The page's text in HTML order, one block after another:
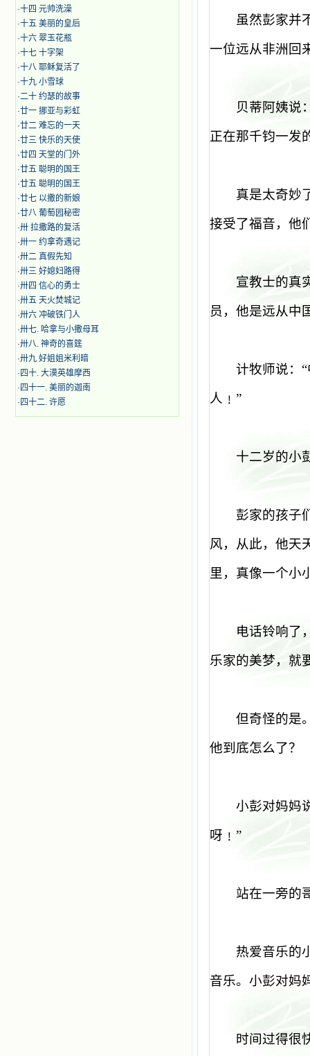
·十四 元帅洗澡
·十五 美丽的皇后
·十六 翠玉花瓶
·十七 十字架
·十八 耶稣复活了
·十九 小雪球
·二十 约瑟的故事
·廿一 挪亚与彩虹
·廿二 难忘的一天
·廿三 快乐的天使
·廿四 天堂的门外
·廿五 聪明的国王
·廿五 聪明的国王
·廿七 以撒的新娘
·廿八 葡萄园秘密
·卅 拉撒路的复活
·卅一 约拿奇遇记
·卅二 真假先知
·卅三 好媳妇路得
·卅四 信心的勇士
·卅五 天火焚城记
·卅六 冲破铁门人
·卅七. 哈拿与小撒母耳
·卅八. 神奇的喜筳
·卅九 好姐姐米利暗
· 四十. 大漠英雄摩西
· 四十一. 美丽的迦南
· 四十二. 许愿
虽然彭家并
一位远从非洲回
贝蒂阿姨说
正在那千钧一发
真是太奇妙
接受了福音，他
宣教士的真
员，他是远从中
计牧师说： “
人﹗ ”
十二岁的小
彭家的孩子
风，从此，他天
里，真像一个小
电话铃响了
乐家的美梦，就
但奇怪的是
他到底怎么了？
小彭对妈妈
呀﹗ ”
站在一旁的
热爱音乐的
音乐。小彭对妈
时间过得很